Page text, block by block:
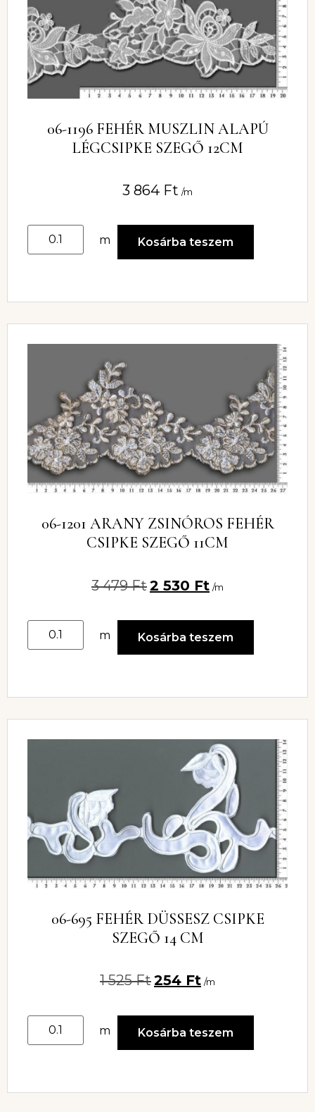
06-1196 FEHÉR MUSZLIN ALAPÚ
LÉGCSIPKE SZEGŐ 12CM
3 864 Ft /m
m Kosárba teszem
06-1201 ARANY ZSINÓROS FEHÉR
CSIPKE SZEGŐ 11CM
3 479Ft2 530 Ft /m
m Kosárba teszem
06-695 FEHÉR DÜSSESZ CSIPKE
SZEGŐ 14 CM
1 525Ft254 Ft /m
m Kosárba teszem